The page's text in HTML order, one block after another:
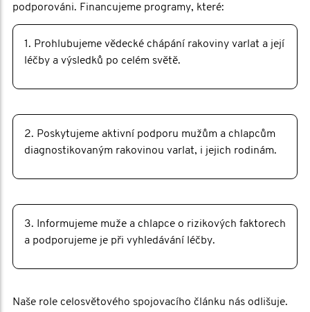
podporováni. Financujeme programy, které:
1. Prohlubujeme vědecké chápání rakoviny varlat a její
léčby a výsledků po celém světě.
2. Poskytujeme aktivní podporu mužům a chlapcům
diagnostikovaným rakovinou varlat, i jejich rodinám.
3. Informujeme muže a chlapce o rizikových faktorech
a podporujeme je při vyhledávání léčby.
Naše role celosvětového spojovacího článku nás odlišuje.